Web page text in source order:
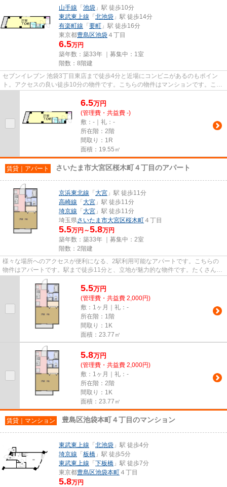
山手線 「 池袋 」駅 徒歩10分
東武東上線 「 北池袋 」駅 徒歩14分
有楽町線 「 要町 」駅 徒歩16分
東京都豊島区池袋 ４丁目
6.5万円
築年数：築33年 ｜募集中： 1室
階数：8階建
セブンイレブン 池袋3丁目東店まで徒歩4分と近場にコンビニがあるのもポイン
ト。アクセスの良い徒歩10分の物件です。こちらの物件はマンションです。こち
6.5万円
(管理費・共益費 -)
敷：-｜礼：-
所在階：2階
間取り：1R
面積：19.55㎡
賃貸｜アパート さいたま市大宮区桜木町４丁目のアパート
京浜東北線 「 大宮 」駅 徒歩11分
高崎線 「 大宮 」駅 徒歩11分
埼京線 「 大宮 」駅 徒歩11分
埼玉県さいたま市大宮区桜木町 ４丁目
5.5万円～5.8万円
築年数：築33年 ｜募集中： 2室
階数：2階建
様々な場所へのアクセスが便利になる、2駅利用可能なアパートです。こちらの
物件はアパートです。駅まで徒歩11分と、立地が魅力的な物件です。たくさんの
物件をご用意致しました。色々...
5.5万円
(管理費・共益費 2,000円)
敷：1ヶ月｜礼：-
所在階：1階
間取り：1K
面積：23.77㎡
5.8万円
(管理費・共益費 2,000円)
敷：1ヶ月｜礼：-
所在階：2階
間取り：1K
面積：23.77㎡
賃貸｜マンション 豊島区池袋本町４丁目のマンション
東武東上線 「 北池袋 」駅 徒歩4分
埼京線 「 板橋 」駅 徒歩5分
東武東上線 「 下板橋 」駅 徒歩7分
東京都豊島区池袋本町 ４丁目
5.8万円